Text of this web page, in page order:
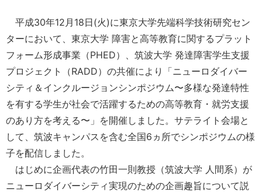
平成30年12月18日(火)に東京大学先端科学技術研究セン
ターにおいて、東京大学 障害と高等教育に関するプラット
フォーム形成事業（PHED）、筑波大学 発達障害学生支援
プロジェクト（RADD）の共催により「ニューロダイバー
シティ＆インクルージョンシンポジウム〜多様な発達特性
を有する学生が社会で活躍するための高等教育・就労支援
のあり方を考える〜」を開催しました。サテライト会場と
して、筑波キャンパスを含む全国6ヵ所でシンポジウムの様
子を配信しました。
はじめに企画代表の竹田一則教授（筑波大学 人間系）が
ニューロダイバーシティ実現のための企画趣旨について説